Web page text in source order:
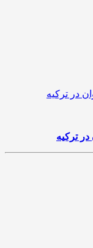
در ترکیه